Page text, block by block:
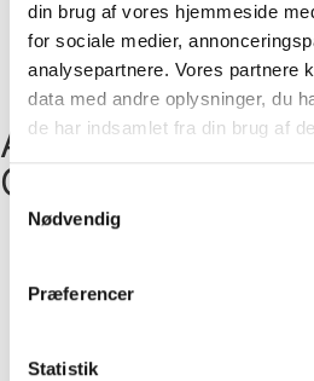
din brug af vores hjemmeside
for sociale medier,
analysepartnere. Vores partnere
data med andre oplysninger, du
de har indsamlet fra din brug af
Samtykkevalg
Nødvendig
Præferencer
Statistik
Læs flere
Andre produkter
Gnaversirenen